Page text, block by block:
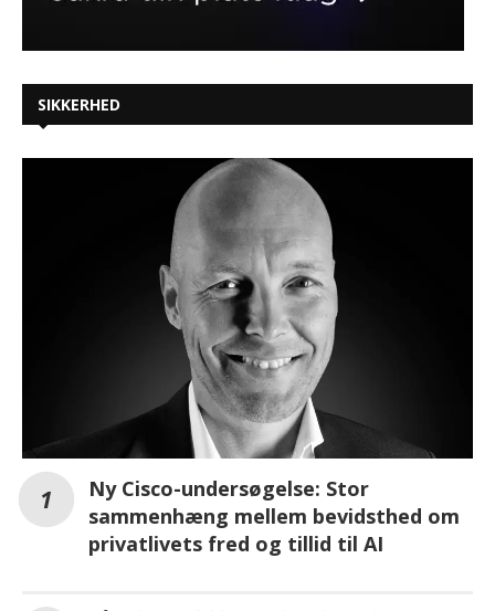
SIKKERHED
Ny Cisco-undersøgelse: Stor
sammenhæng mellem bevidsthed om
privatlivets fred og tillid til AI